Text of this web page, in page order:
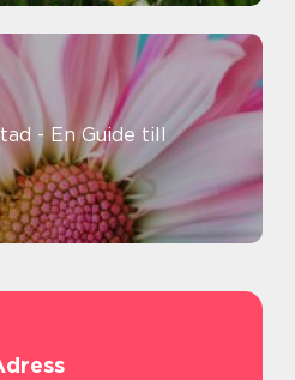
- En Guide till